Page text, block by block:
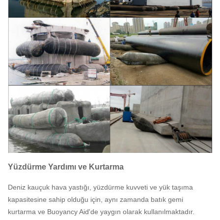
Yüzdürme Yardımı ve Kurtarma
Deniz kauçuk hava yastığı, yüzdürme kuvveti ve yük taşıma
kapasitesine sahip olduğu için, aynı zamanda batık gemi
kurtarma ve Buoyancy Aid'de yaygın olarak kullanılmaktadır.